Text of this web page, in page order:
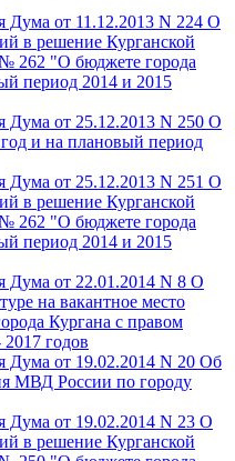
от 11.12.2013 N 224 О
в решение Курганской
262 "О бюджете города
период 2014 и 2015
от 25.12.2013 N 250 О
и на плановый период
от 25.12.2013 N 251 О
в решение Курганской
262 "О бюджете города
период 2014 и 2015
от 22.01.2014 N 8 О
на вакантное место
Кургана с правом
годов
от 19.02.2014 N 20 Об
МВД России по городу
от 19.02.2014 N 23 О
в решение Курганской